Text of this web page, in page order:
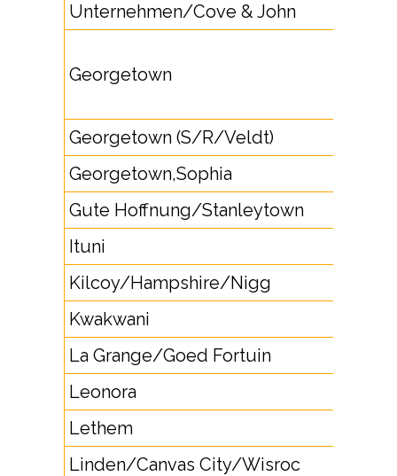
Unternehmen/Cove & John
Georgetown
Georgetown (S/R/Veldt)
Georgetown,Sophia
Gute Hoffnung/Stanleytown
Ituni
Kilcoy/Hampshire/Nigg
Kwakwani
La Grange/Goed Fortuin
Leonora
Lethem
Linden/Canvas City/Wisroc